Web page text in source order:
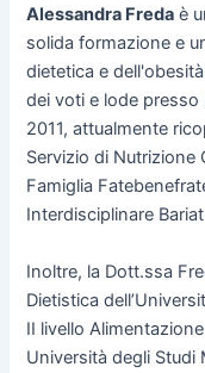
Alessandra Freda è
solida formazione e
dietetica e
dei voti e lode presso
2011, attualmente
Servizio di Nutrizione
Famiglia
Interdisciplinare
Inoltre, la Dott.ssa
Dietistica
II livello
Università degli Studi